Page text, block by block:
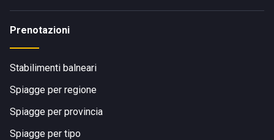
Prenotazioni
Stabilimenti balneari
Spiagge per regione
Spiagge per provincia
Spiagge per tipo